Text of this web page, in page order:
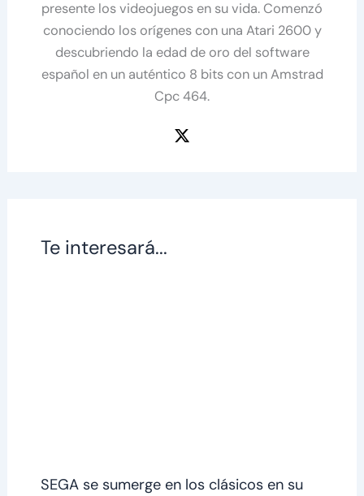
presente los videojuegos en su vida. Comenzó
conociendo los orígenes con una Atari 2600 y
descubriendo la edad de oro del software
español en un auténtico 8 bits con un Amstrad
Cpc 464.
Te interesará...
SEGA se sumerge en los clásicos en su